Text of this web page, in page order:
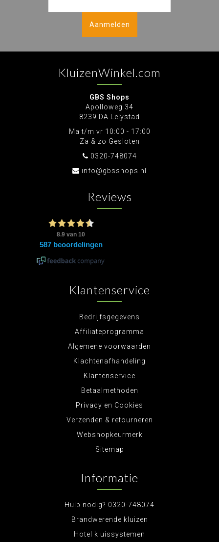
Aanmelden
KluizenWinkel.com
GBS Shops
Apolloweg 34
8239 DA Lelystad
Ma t/m vr 10:00 - 17:00
Za & zo Gesloten
0320-748074
info@gbsshops.nl
Reviews
Klantenservice
Bedrijfsgegevens
Affiliateprogramma
Algemene voorwaarden
Klachtenafhandeling
Klantenservice
Betaalmethoden
Privacy en Cookies
Verzenden & retourneren
Webshopkeurmerk
Sitemap
Informatie
Hulp nodig? 0320-748074
Brandwerende kluizen
Hotel kluissystemen